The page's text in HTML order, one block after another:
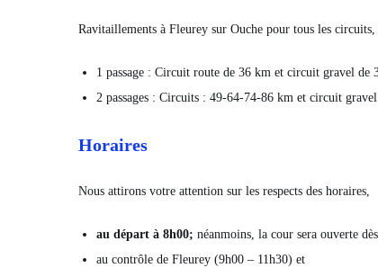
Ravitaillements à Fleurey sur Ouche pour tous les circuits,
1 passage : Circuit route de 36 km et circuit gravel de
2 passages : Circuits : 49-64-74-86 km et circuit
Horaires
Nous attirons votre attention sur les respects des horaires,
au départ à 8h00; néanmoins, la cour sera ouverte
au contrôle de Fleurey (9h00 – 11h30) et